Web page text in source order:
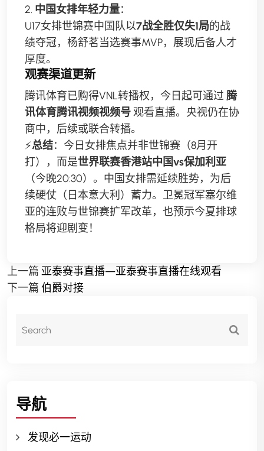
2. 中国女排年轻力量：
U17女排世锦赛中国队以7战全胜仅失1局的战
绩夺冠，杨舒茗当选赛事MVP，展现后备人才
厚度。
观赛渠道更新
腾讯体育已购得VNL转播权，今日起可通过腾
讯体育腾讯视频视频号观看直播。央视仍在协
商中，后续或联合转播。
⚡总结：今日女排焦点并非世锦赛（8月开
打），而是世界联赛香港站中国vs保加利亚
（今晚20:30）。中国女排需延续胜势，为后
续硬仗（日本意大利）蓄力。卫冕冠军塞尔维
亚的连败与世锦赛扩军改革，也预示今夏排球
格局将迎剧变！
上一篇 亚泰赛事直播—亚泰赛事直播在线观看
下一篇 伯爵对接
导航
发现必一运动